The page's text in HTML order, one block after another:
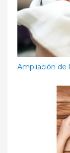
Ampliación de